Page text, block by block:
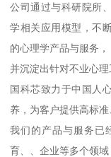
公司通过与科研院所
学相关应用模型，不
的心理学产品与服务，
并沉淀出针对不业心理
国科芯致力于中国人
养，为客户提供高标
我们的产品与服务已
育、、企业等多个领域